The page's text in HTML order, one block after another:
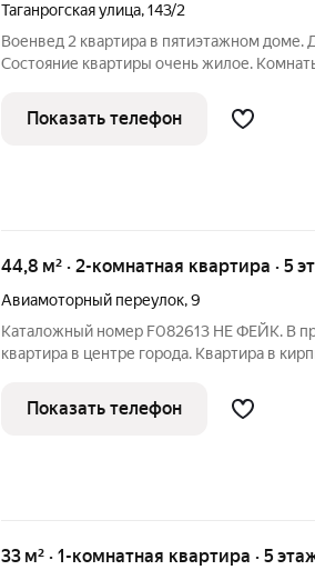
Таганрогская улица,143/2
Военвед 2 квартира в пятиэтажном доме.
Состояние квартиры очень жилое.
Номер объекта по каталогу 204492
Показать телефон
44,8 м² · 2-комнатная квартира · 5
Авиамоторный переулок,9
Каталожный номер F082613 НЕ ФЕЙК. В продаже 3 комнатная
квартира в центре города. Квартира в
ремонта, крыша перекрыта, ухоженный,
Квapтирa тpебуeт ремoнта,
Показать телефон
33 м² · 1-комнатная квартира · 5